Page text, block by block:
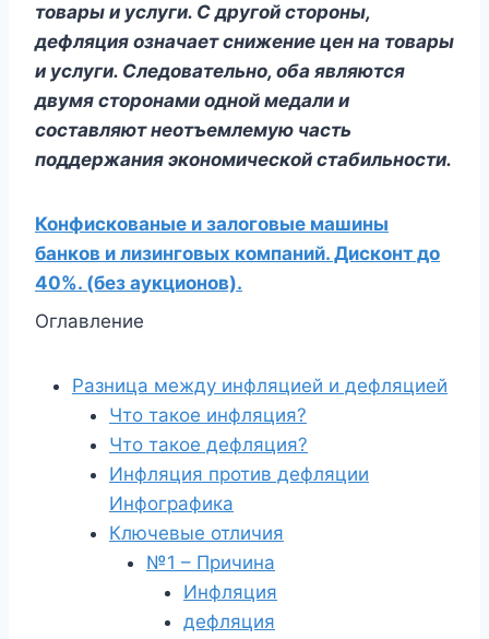
товары и услуги. С другой стороны,
дефляция означает снижение цен на товары
и услуги. Следовательно, оба являются
двумя сторонами одной медали и
составляют неотъемлемую часть
поддержания экономической стабильности.
Конфискованые и залоговые машины
банков и лизинговых компаний. Дисконт до
40%. (без аукционов).
Оглавление
Разница между инфляцией и дефляцией
Что такое инфляция?
Что такое дефляция?
Инфляция против дефляции
Инфографика
Ключевые отличия
№1 – Причина
Инфляция
дефляция